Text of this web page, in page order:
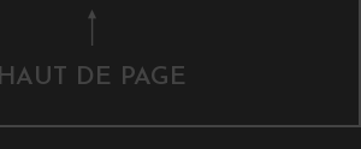
HAUT DE PAGE